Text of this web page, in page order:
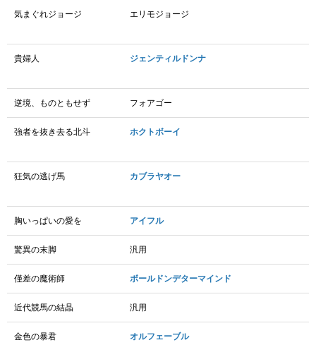
気まぐれジョージ エリモジョージ
貴婦人 ジェンティルドンナ
逆境、ものともせず フォアゴー
強者を抜き去る北斗 ホクトボーイ
狂気の逃げ馬 カブラヤオー
胸いっぱいの愛を アイフル
驚異の末脚 汎用
僅差の魔術師 ボールドンデターマインド
近代競馬の結晶 汎用
金色の暴君 オルフェーブル